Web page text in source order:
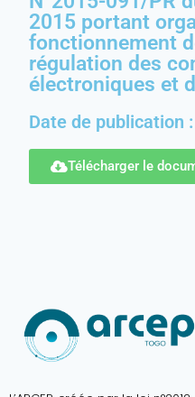
2015 portant
fonctionnement
régulation des
électroniques et
Date de publication
Télécharger le